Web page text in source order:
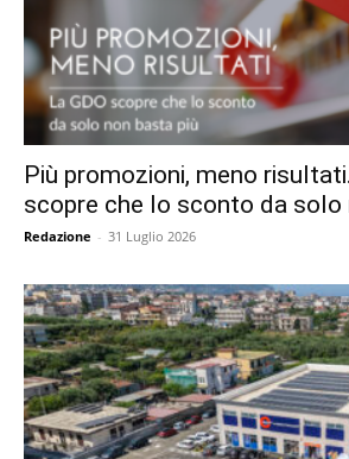
Più promozioni, meno
scopre che lo sconto da solo
Redazione - 31 Luglio 2026